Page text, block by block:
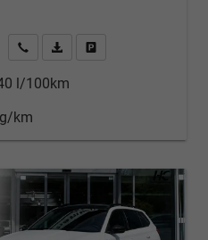
Kontakt & Angebot anfordern
PDF-Datei, Fahrzeugexposé
l/100km
km